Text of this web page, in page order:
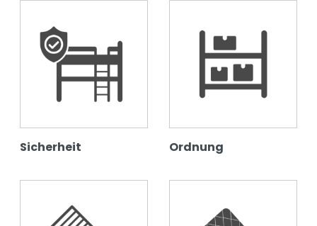
Sicherheit Ordnung